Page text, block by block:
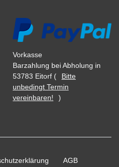
Vorkasse
Barzahlung bei Abholung in
53783 Eitorf (
Bitte
unbedingt Termin
vereinbaren!
)
AGB